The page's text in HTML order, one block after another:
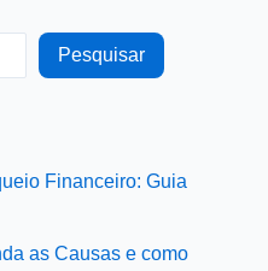
Pesquisar
Financeiro: Guia
as Causas e como